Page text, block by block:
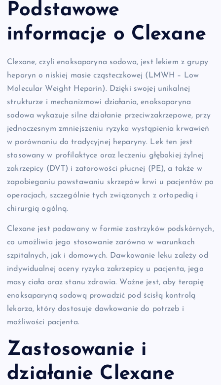
Podstawowe
informacje o Clexane
Clexane, czyli enoksaparyna sodowa, jest lekiem z grupy
heparyn o niskiej masie cząsteczkowej (LMWH – Low
Molecular Weight Heparin). Dzięki swojej unikalnej
strukturze i mechanizmowi działania, enoksaparyna
sodowa wykazuje silne działanie przeciwzakrzepowe, przy
jednoczesnym zmniejszeniu ryzyka wystąpienia krwawień
w porównaniu do tradycyjnej heparyny. Lek ten jest
stosowany w profilaktyce oraz leczeniu głębokiej żylnej
zakrzepicy (DVT) i zatorowości płucnej (PE), a także w
zapobieganiu powstawaniu skrzepów krwi u pacjentów po
operacjach, szczególnie tych związanych z ortopedią i
chirurgią ogólną.
Clexane jest podawany w formie zastrzyków podskórnych,
co umożliwia jego stosowanie zarówno w warunkach
szpitalnych, jak i domowych. Dawkowanie leku zależy od
indywidualnej oceny ryzyka zakrzepicy u pacjenta, jego
masy ciała oraz stanu zdrowia. Ważne jest, aby terapię
enoksaparyną sodową prowadzić pod ścisłą kontrolą
lekarza, który dostosuje dawkowanie do potrzeb i
możliwości pacjenta.
Zastosowanie i
działanie Clexane